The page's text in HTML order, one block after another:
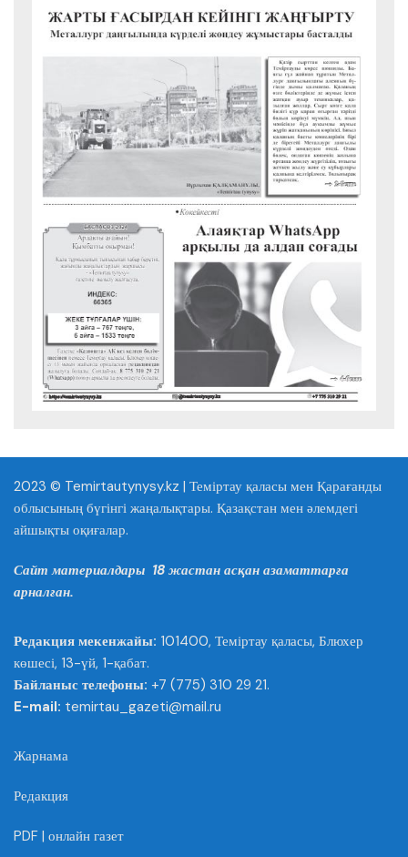
2023 © Temirtautynysy.kz | Теміртау қаласы мен Қарағанды
облысының бүгінгі жаңалықтары. Қазақстан мен әлемдегі
айшықты оқиғалар.
Сайт материалдары 18 жастан асқан азаматтарға
арналған.
Редакция мекенжайы: 101400, Теміртау қаласы, Блюхер
көшесі, 13-үй, 1-қабат.
Байланыс телефоны: +7 (775) 310 29 21.
E-mail: temirtau_gazeti@mail.ru
Жарнама
Редакция
PDF | онлайн газет